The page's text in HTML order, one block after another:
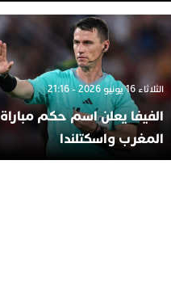
الثلاثاء 16 يونيو 2026 - 21:16
الفيفا يعلن اسم حكم مباراة
المغرب واسكتلندا